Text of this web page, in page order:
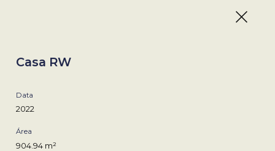
Casa RW
Data
2022
Área
904.94 m²